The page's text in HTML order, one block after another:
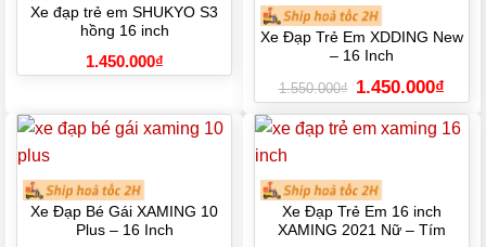
Xe đạp trẻ em SHUKYO S3
hồng 16 inch
1.450.000₫
Xe Đạp Trẻ Em XDDING New
– 16 Inch
1.550.000₫ Giá
gốc
là:
1.550.000₫.
1.450.000₫
hiện
tại
là:
Xe Đạp Bé Gái XAMING 10
Plus – 16 Inch
Xe Đạp Trẻ Em 16 inch
XAMING 2021 Nữ – Tím